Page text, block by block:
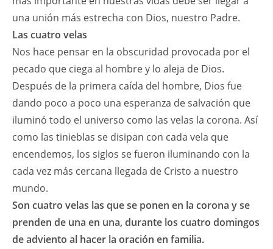
una unión más estrecha con Dios, nuestro Padre.
Las cuatro velas
Nos hace pensar en la obscuridad provocada por el
pecado que ciega al hombre y lo aleja de Dios.
Después de la primera caída del hombre, Dios fue
dando poco a poco una esperanza de salvación que
iluminó todo el universo como las velas la corona. Así
como las tinieblas se disipan con cada vela que
encendemos, los siglos se fueron iluminando con la
cada vez más cercana llegada de Cristo a nuestro
mundo.
Son cuatro velas las que se ponen en la corona y se
prenden de una en una, durante los cuatro domingos
de adviento al hacer la oración en familia.